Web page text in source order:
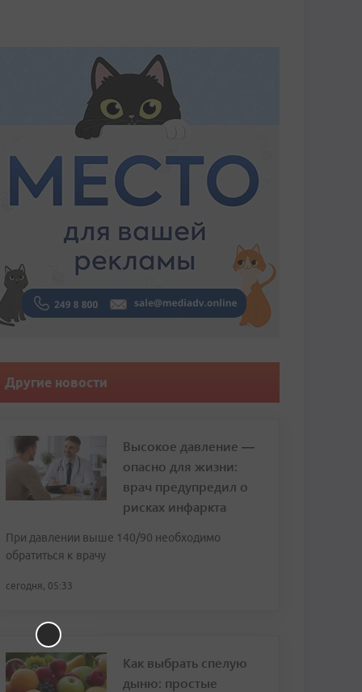
Другие новости
Высокое давление —
опасно для жизни:
врач предупредил о
рисках инфаркта
При давлении выше 140/90 необходимо
обратиться к врачу
сегодня, 05:33
Как выбрать спелую
дыню: простые